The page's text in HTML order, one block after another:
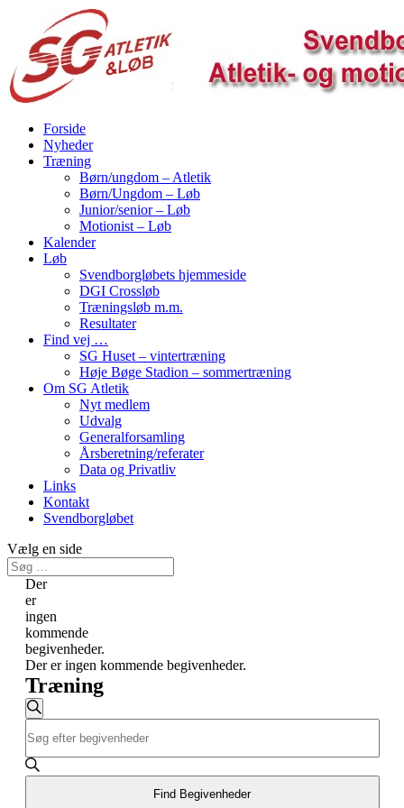
Forside
Nyheder
Træning
Børn/ungdom – Atletik
Børn/Ungdom – Løb
Junior/senior – Løb
Motionist – Løb
Kalender
Løb
Svendborgløbets hjemmeside
DGI Crossløb
Træningsløb m.m.
Resultater
Find vej …
SG Huset – vintertræning
Høje Bøge Stadion – sommertræning
Om SG Atletik
Nyt medlem
Udvalg
Generalforsamling
Årsberetning/referater
Data og Privatliv
Links
Kontakt
Svendborgløbet
Vælg en side
Der
er
ingen
kommende
begivenheder.
Der er ingen kommende begivenheder.
Træning
Begivenheder
Søgning
og
visninger
Søg
efter
nøgleord.
Søg
efter
Find Begivenheder